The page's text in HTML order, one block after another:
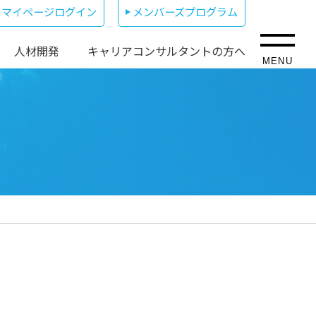
マイページログイン メンバーズプログラム
人材開発 キャリアコンサルタントの方へ
MENU